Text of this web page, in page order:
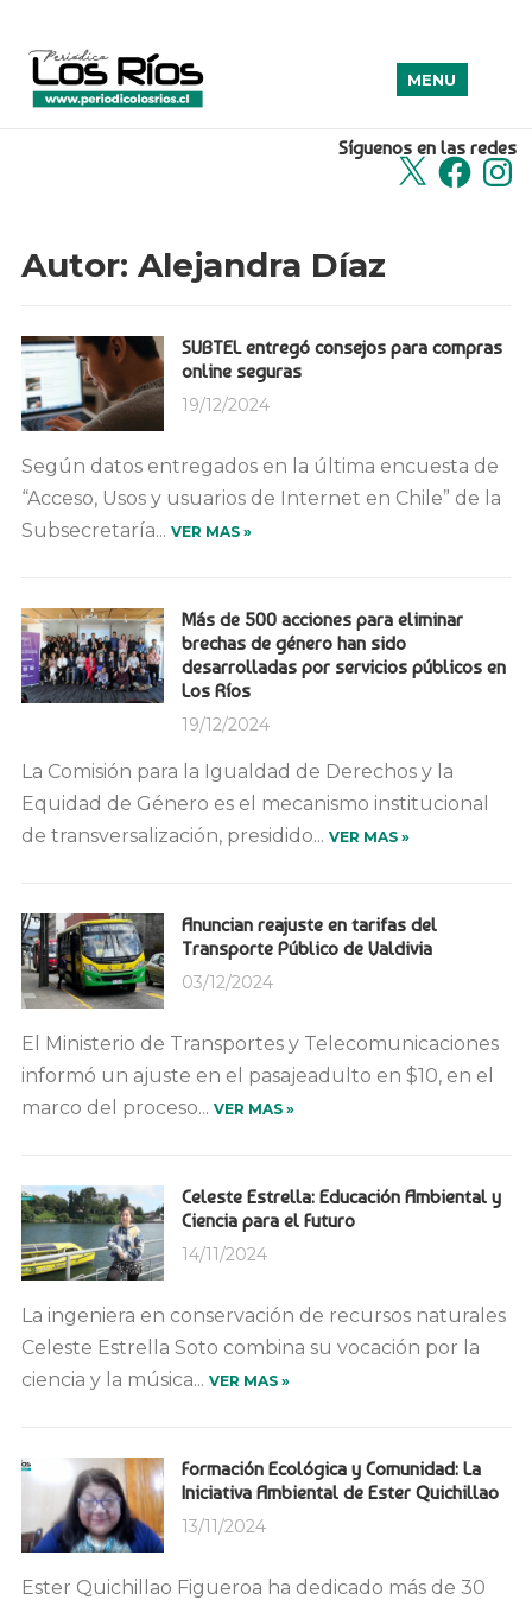
Síguenos en las redes
X Facebook
MENU
Autor: Alejandra Díaz
SUBTEL entregó consejos para compras
online seguras
19/12/2024
Según datos entregados en la última encuesta de
“Acceso, Usos y usuarios de Internet en Chile” de la
Subsecretaría... VER MAS »
Más de 500 acciones para eliminar
brechas de género han sido
desarrolladas por servicios públicos en
Los Ríos
19/12/2024
La Comisión para la Igualdad de Derechos y la
Equidad de Género es el mecanismo institucional
de transversalización, presidido... VER MAS »
Anuncian reajuste en tarifas del
Transporte Público de Valdivia
03/12/2024
El Ministerio de Transportes y Telecomunicaciones
informó un ajuste en el pasajeadulto en $10, en el
marco del proceso... VER MAS »
Celeste Estrella: Educación Ambiental y
Ciencia para el Futuro
14/11/2024
La ingeniera en conservación de recursos naturales
Celeste Estrella Soto combina su vocación por la
ciencia y la música... VER MAS »
Formación Ecológica y Comunidad: La
Iniciativa Ambiental de Ester Quichillao
13/11/2024
Ester Quichillao Figueroa ha dedicado más de 30